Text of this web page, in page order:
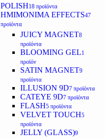
POLISH18 προϊόντα
HMIMONIMA EFFECTS47
προϊόντα
JUICY MAGNET8
προϊόντα
BLOOMING GEL1
προϊόν
SATIN MAGNET9
προϊόντα
ILLUSION 9D7 προϊόντα
CATEYE 9D7 προϊόντα
FLASH5 προϊόντα
VELVET TOUCH5
προϊόντα
JELLY (GLASS)9